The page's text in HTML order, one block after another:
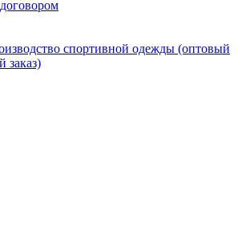
спортивной одежды (оптовый
заказ)